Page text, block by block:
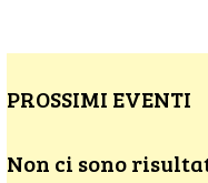
PROSSIMI EVENTI
Non ci sono